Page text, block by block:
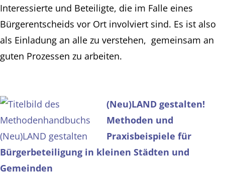
Interessierte und Beteiligte, die im Falle eines
Bürgerentscheids vor Ort involviert sind. Es ist also
als Einladung an alle zu verstehen, gemeinsam an
guten Prozessen zu arbeiten.
(Neu)LAND gestalten!
Methoden und
Praxisbeispiele für
Bürgerbeteiligung in kleinen Städten und
Gemeinden